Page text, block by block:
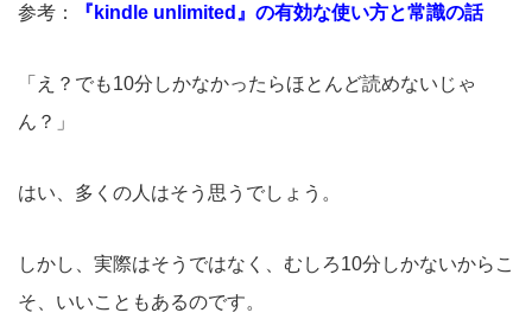
参考： 『kindle unlimited』の有効な使い方と常識の話
「え？でも10分しかなかったらほとんど読めないじゃ
ん？」
はい、多くの人はそう思うでしょう。
しかし、実際はそうではなく、むしろ10分しかないからこ
そ、いいこともあるのです。